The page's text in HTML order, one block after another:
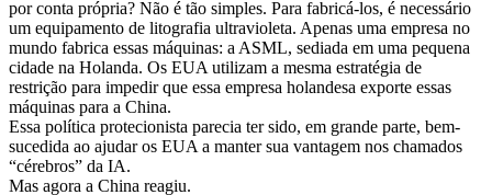
por conta própria? Não é tão simples. Para fabricá-los, é necessário
um equipamento de litografia ultravioleta. Apenas uma empresa no
mundo fabrica essas máquinas: a ASML, sediada em uma pequena
cidade na Holanda. Os EUA utilizam a mesma estratégia de
restrição para impedir que essa empresa holandesa exporte essas
máquinas para a China.
Essa política protecionista parecia ter sido, em grande parte, bem-
sucedida ao ajudar os EUA a manter sua vantagem nos chamados
“cérebros” da IA.
Mas agora a China reagiu.